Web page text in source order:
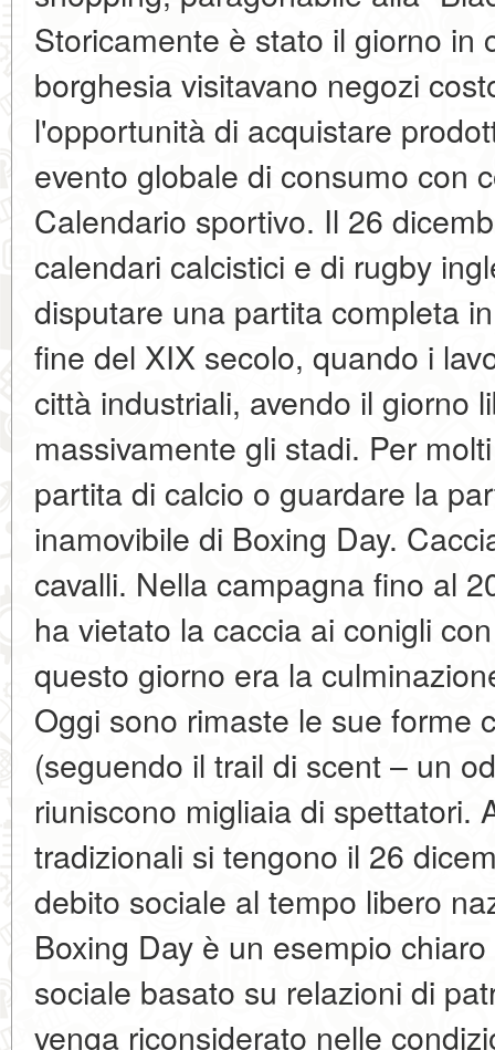
Storicamente è stato il giorno in
borghesia visitavano negozi
l'opportunità di acquistare
evento globale di consumo con
Calendario sportivo. Il 26
calendari calcistici e di rugby
disputare una partita completa
fine del XIX secolo, quando i
città industriali, avendo il giorno
massivamente gli stadi. Per
partita di calcio o guardare la
inamovibile di Boxing Day.
cavalli. Nella campagna fino al
ha vietato la caccia ai conigli
questo giorno era la
Oggi sono rimaste le sue forme
(seguendo il trail di scent – un
riuniscono migliaia di spettatori.
tradizionali si tengono il 26
debito sociale al tempo libero
Boxing Day è un esempio
sociale basato su relazioni di
venga riconsiderato nelle